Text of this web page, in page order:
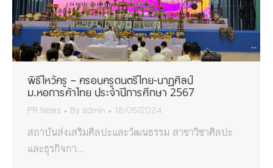
พิธีไหว้ครู – ครอบครูดนตรีไทย-นาฏศิลป์
ม.หอการค้าไทย ประจำปีการศึกษา 2567
PR News By admin 18/05/2024
สถาบันส่งเสริมศิลปะและวัฒนธรรม สาขาวิชาศิลปะ
และธุรกิจกา…